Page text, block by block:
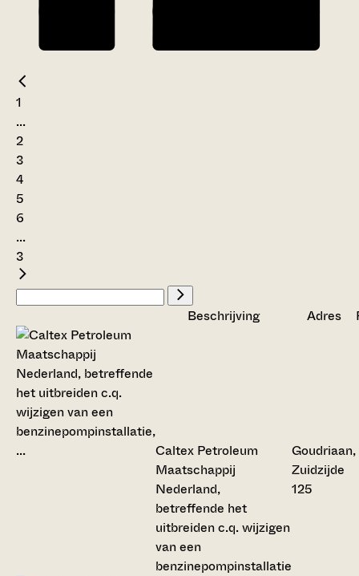
1
...
2
3
4
5
6
...
3
Beschrijving Adres
Caltex Petroleum
Maatschappij
Nederland,
betreffende het
uitbreiden c.q. wijzigen
van een
benzinepompinstallatie
Goudriaan,
Zuidzijde
125